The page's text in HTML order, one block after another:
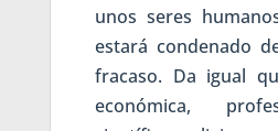
unos seres
estará condenado
fracaso. Da igual
económica,